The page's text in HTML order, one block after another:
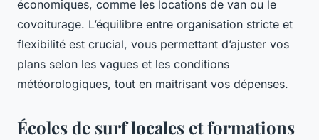
économiques, comme les locations de van ou le
covoiturage. L’équilibre entre organisation stricte et
flexibilité est crucial, vous permettant d’ajuster vos
plans selon les vagues et les conditions
météorologiques, tout en maitrisant vos dépenses.
Écoles de surf locales et formations